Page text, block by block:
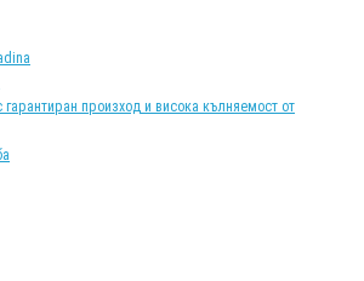
произход и висока кълняемост от